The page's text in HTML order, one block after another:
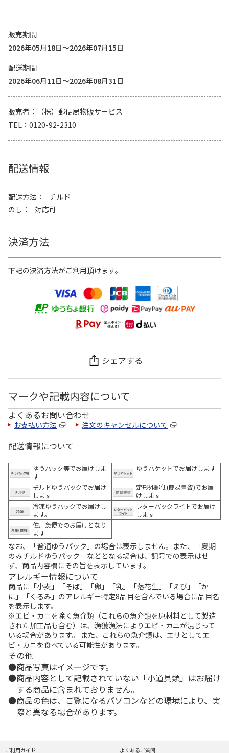
販売期間
2026年05月18日～2026年07月15日
配送期間
2026年06月11日～2026年08月31日
販売者
（株）郵便局物販サービス
TEL
0120-92-2310
配送情報
配送方法
チルド
のし
対応可
決済方法
下記の決済方法がご利用頂けます。
シェアする
マークや記載内容について
よくあるお問い合わせ
お支払い方法 注文のキャンセルについて
配送情報について
ゆうパック等でお届けしま
す
ゆうパケットでお届けします
チルドゆうパックでお届け
します
定形外郵便(簡易書留)でお届
けします
冷凍ゆうパックでお届けし
ます。
レターパックライトでお届け
します
佐川急便でのお届けとなり
ます
なお、「普通ゆうパック」の場合は表示しません。また、「夏期
のみチルドゆうパック」などとなる場合は、記号での表示はせ
ず、商品内容欄にその旨を表示しています。
アレルギー情報について
商品に「小麦」「そば」「卵」「乳」「落花生」「えび」「か
に」「くるみ」のアレルギー特定8品目を含んでいる場合に品目名
を表示します。
※エビ・カニを除く魚介類（これらの魚介類を原材料として製造
された加工品も含む）は、漁獲漁法によりエビ・カニが混じって
いる場合があります。 また、これらの魚介類は、エサとしてエ
ビ・カニを食べている可能性があります。
その他
商品写真はイメージです。
商品内容として記載されていない「小道具類」はお届け
する商品に含まれておりません。
商品の色は、ご覧になるパソコンなどの環境により、実
際と異なる場合があります。
ご利用ガイド よくあるご質問